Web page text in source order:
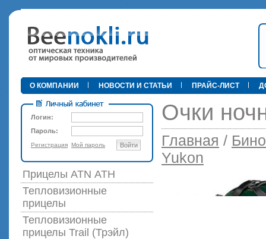
•
89 000
О КОМПАНИИ НОВОСТИ И СТАТЬИ ПРАЙС-ЛИСТ
Логин:
Пароль:
Регистрация Мой пароль Войти
Прицелы ATN АТН
Тепловизионные
прицелы
Тепловизионные
прицелы Trail (Трэйл)
Очки
Главная /
Yukon